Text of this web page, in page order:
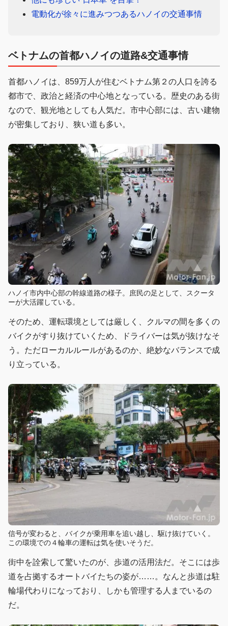
電動化が徐々に進みつつあるハノイの交通事情
ベトナムの首都ハノイの道路&交通事情
首都ハノイは、859万人が住むベトナム第２の人口を誇る
都市で、政治と経済の中心地となっている。歴史のある街
なので、観光地としても人気だ。市中心部には、古い建物
が密集しており、狭い道も多い。
ハノイ市内中心部の幹線道路の様子。庶民の足として、スクータ
ーが大活躍している。
そのため、運転環境としては厳しく、クルマの間を多くの
バイクがすり抜けていくため、ドライバーは気が抜けなそ
う。ただローカルルールがあるのか、絶妙なバランスで成
り立っている。
信号が変わると、バイクが乗用車を追い越し、駆け抜けていく。
この環境での４輪車の運転は気を使いそうだ。
街中を詮索して驚いたのが、歩道の活用法だ。そこには歩
道を占拠するオートバイたちの姿が……。なんと歩道は駐
輪場代わりになっており、しかも管理する人までいるの
だ。